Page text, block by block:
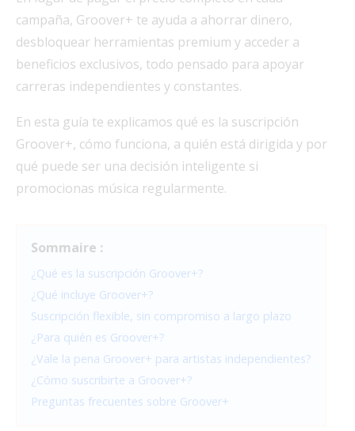
campaña, Groover+ te ayuda a ahorrar dinero,
desbloquear herramientas premium y acceder a
beneficios exclusivos, todo pensado para apoyar
carreras independientes y constantes.
En esta guía te explicamos qué es la suscripción
Groover+, cómo funciona, a quién está dirigida y por
qué puede ser una decisión inteligente si
promocionas música regularmente.
Sommaire :
¿Qué es la suscripción Groover+?
¿Qué incluye Groover+?
Suscripción flexible, sin compromiso a largo plazo
¿Para quién es Groover+?
¿Vale la pena Groover+ para artistas independientes?
¿Cómo suscribirte a Groover+?
Preguntas frecuentes sobre Groover+